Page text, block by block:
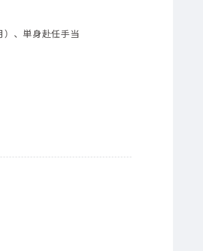
、単身赴任手当